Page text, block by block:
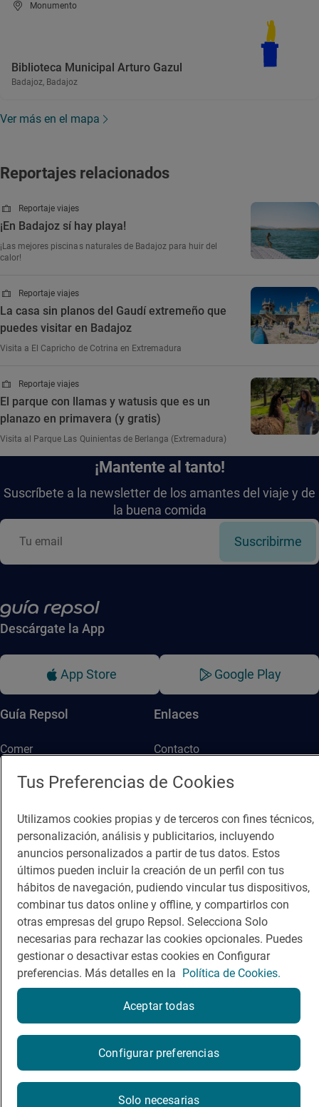
Monumento
Biblioteca Municipal Arturo Gazul
Badajoz, Badajoz
Ver más en el mapa
Reserva una mesa
pepecano.tesso@gmail.com
Por favor, contacta directamente con el restaurante.
Reportajes relacionados
Reportaje viajes
¡En Badajoz sí hay playa!
¡Las mejores piscinas naturales de Badajoz para huir del
calor!
Reportaje viajes
La casa sin planos del Gaudí extremeño que
puedes visitar en Badajoz
Visita a El Capricho de Cotrina en Extremadura
Reportaje viajes
El parque con llamas y watusis que es un
planazo en primavera (y gratis)
Visita al Parque Las Quinientas de Berlanga (Extremadura)
¡Mantente al tanto!
Suscríbete a la newsletter de los amantes del viaje y de
la buena comida
Suscribirme
Descárgate la App
App Store Google Play
Guía Repsol
Comer
Viajar
Enlaces
Contacto
Sala de prensa
Política de privacidad Política de cookies Nota legal
Condiciones del servicio
© Repsol S.A. 2000- 2026
Tus Preferencias de Cookies
Utilizamos cookies propias y de terceros con fines técnicos,
personalización, análisis y publicitarios, incluyendo
anuncios personalizados a partir de tus datos. Estos
últimos pueden incluir la creación de un perfil con tus
hábitos de navegación, pudiendo vincular tus dispositivos,
combinar tus datos online y offline, y compartirlos con
otras empresas del grupo Repsol. Selecciona Solo
necesarias para rechazar las cookies opcionales. Puedes
gestionar o desactivar estas cookies en Configurar
preferencias. Más detalles en la Política de Cookies.
Configurar preferencias
Solo necesarias
Aceptar todas